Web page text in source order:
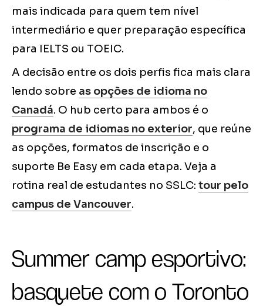
mais indicada para quem tem nível
intermediário e quer preparação específica
para IELTS ou TOEIC.
A decisão entre os dois perfis fica mais clara
lendo sobre as opções de idioma no
Canadá. O hub certo para ambos é o
programa de idiomas no exterior, que reúne
as opções, formatos de inscrição e o
suporte Be Easy em cada etapa. Veja a
rotina real de estudantes no SSLC: tour pelo
campus de Vancouver.
Summer camp esportivo:
basquete com o Toronto